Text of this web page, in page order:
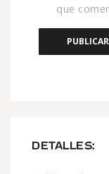
DETALLES:
que